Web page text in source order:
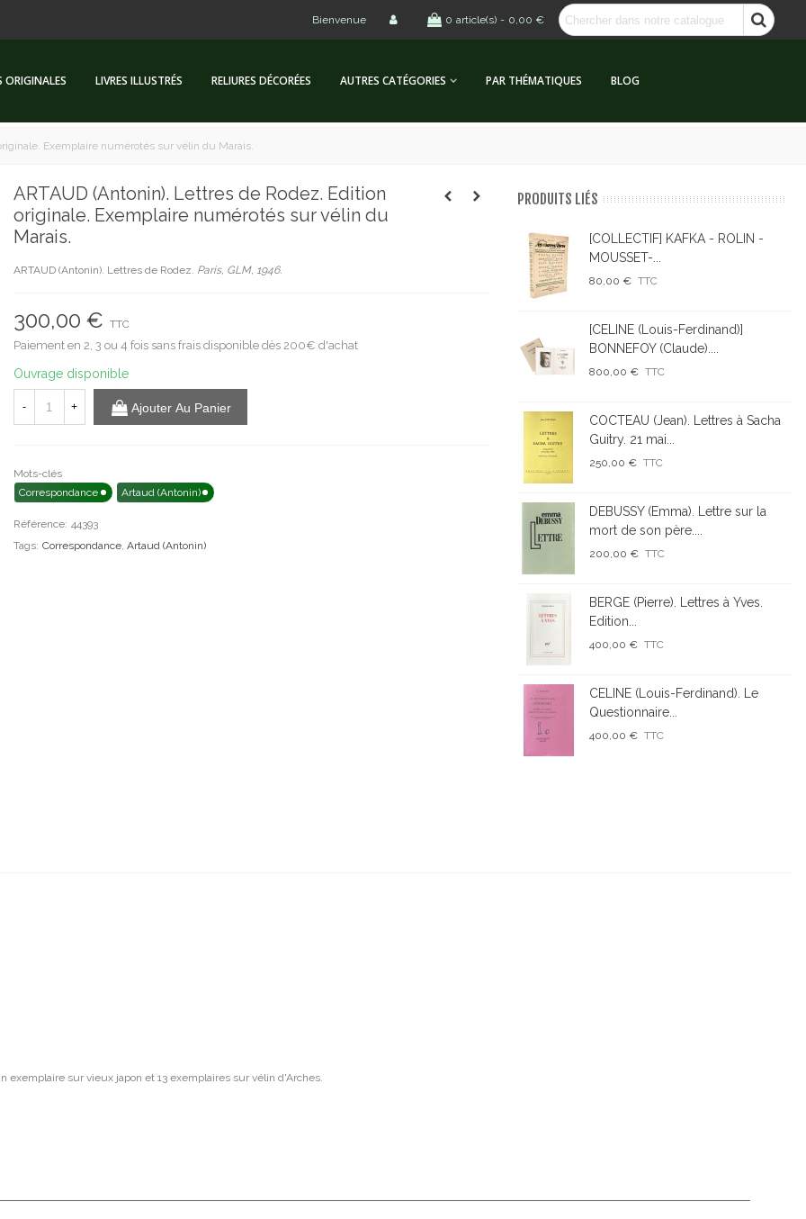
Bienvenue 0 article(s) - 0,00 €
ORIGINALES LIVRES ILLUSTRÉS RELIURES DÉCORÉES AUTRES CATÉGORIES PAR THÉMATIQUES BLOG
Exemplaire numérotés sur vélin du Marais.
ARTAUD (Antonin). Lettres de Rodez. Edition
originale. Exemplaire numérotés sur vélin du
Marais.
ARTAUD (Antonin). Lettres de Rodez. Paris, GLM, 1946.
300,00 € TTC
Paiement en 2, 3 ou 4 fois sans frais disponible dès 200€ d'achat
Ouvrage disponible
- + Ajouter Au Panier
Mots-clés
Correspondance
Artaud (Antonin)
Référence: 44393
Tags: Correspondance, Artaud (Antonin)
PRODUITS LIÉS
[COLLECTIF] KAFKA - ROLIN -
MOUSSET-...
80,00 € TTC
[CELINE (Louis-Ferdinand)]
BONNEFOY (Claude)....
800,00 € TTC
COCTEAU (Jean). Lettres à Sacha
Guitry. 21 mai...
250,00 € TTC
DEBUSSY (Emma). Lettre sur la
mort de son père....
200,00 € TTC
BERGE (Pierre). Lettres à Yves.
Edition...
400,00 € TTC
CELINE (Louis-Ferdinand). Le
Questionnaire...
400,00 € TTC
sur vieux japon et 13 exemplaires sur vélin d'Arches.